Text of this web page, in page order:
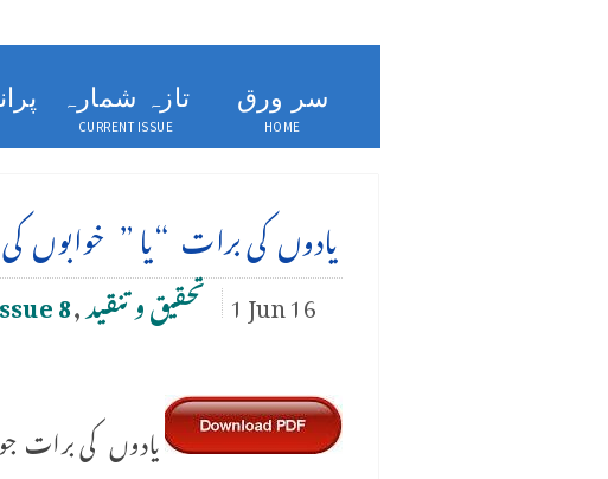
تازہ شمارہ
CURRENT ISSUE
سر ورق
HOME
یادوں کی برات “یا ” خوابوں
8,تحقیق وتنقید 1 Jun 16
یادوں کی برات